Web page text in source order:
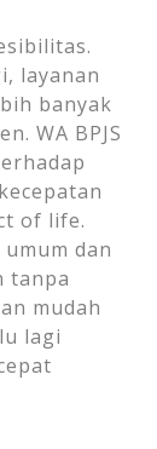
layanan
banyak
WA BPJS
of life.
dan
tanpa
mudah
lagi